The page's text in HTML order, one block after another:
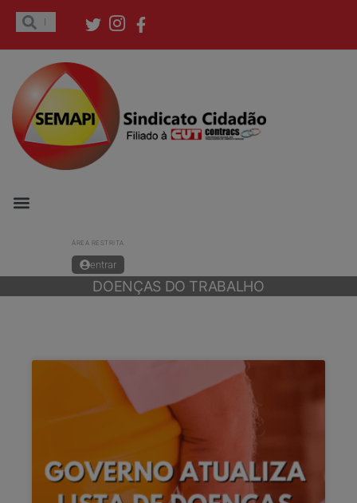
ÁREA RESTRITA
entrar
DOENÇAS DO TRABALHO